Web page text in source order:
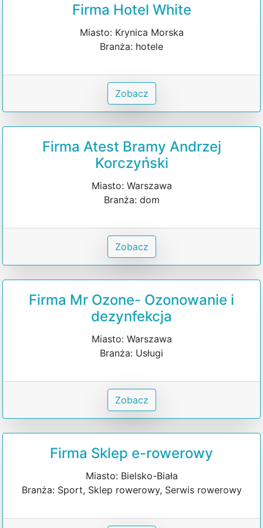
Firma Hotel White
Miasto: Krynica Morska
Branża: hotele
Zobacz
Firma Atest Bramy Andrzej
Korczyński
Miasto: Warszawa
Branża: dom
Zobacz
Firma Mr Ozone- Ozonowanie i
dezynfekcja
Miasto: Warszawa
Branża: Usługi
Zobacz
Firma Sklep e-rowerowy
Miasto: Bielsko-Biała
Branża: Sport, Sklep rowerowy, Serwis rowerowy